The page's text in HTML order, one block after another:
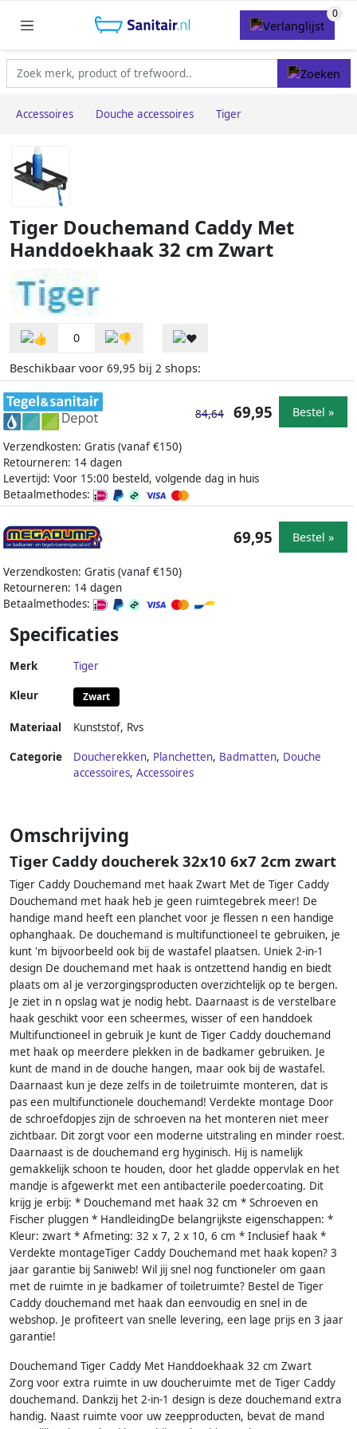
Accessoires Douche accessoires Tiger
Tiger Douchemand Caddy Met
Handdoekhaak 32 cm Zwart
0
Beschikbaar voor 69,95 bij 2 shops:
Verzendkosten: Gratis (vanaf €150)
Retourneren: 14 dagen
Levertijd: Voor 15:00 besteld, volgende dag in huis
Betaalmethodes:
84,64 69,95 Bestel »
Verzendkosten: Gratis (vanaf €150)
Retourneren: 14 dagen
Betaalmethodes:
69,95 Bestel »
Specificaties
Merk Tiger
Kleur Zwart
Materiaal Kunststof, Rvs
Categorie Doucherekken, Planchetten, Badmatten, Douche
accessoires, Accessoires
Omschrijving
Tiger Caddy doucherek 32x10 6x7 2cm zwart
Tiger Caddy Douchemand met haak Zwart Met de Tiger Caddy
Douchemand met haak heb je geen ruimtegebrek meer! De
handige mand heeft een planchet voor je flessen n een handige
ophanghaak. De douchemand is multifunctioneel te gebruiken, je
kunt 'm bijvoorbeeld ook bij de wastafel plaatsen. Uniek 2-in-1
design De douchemand met haak is ontzettend handig en biedt
plaats om al je verzorgingsproducten overzichtelijk op te bergen.
Je ziet in n opslag wat je nodig hebt. Daarnaast is de verstelbare
haak geschikt voor een scheermes, wisser of een handdoek
Multifunctioneel in gebruik Je kunt de Tiger Caddy douchemand
met haak op meerdere plekken in de badkamer gebruiken. Je
kunt de mand in de douche hangen, maar ook bij de wastafel.
Daarnaast kun je deze zelfs in de toiletruimte monteren, dat is
pas een multifunctionele douchemand! Verdekte montage Door
de schroefdopjes zijn de schroeven na het monteren niet meer
zichtbaar. Dit zorgt voor een moderne uitstraling en minder roest.
Daarnaast is de douchemand erg hyginisch. Hij is namelijk
gemakkelijk schoon te houden, door het gladde oppervlak en het
mandje is afgewerkt met een antibacterile poedercoating. Dit
krijg je erbij: * Douchemand met haak 32 cm * Schroeven en
Fischer pluggen * HandleidingDe belangrijkste eigenschappen: *
Kleur: zwart * Afmeting: 32 x 7, 2 x 10, 6 cm * Inclusief haak *
Verdekte montageTiger Caddy Douchemand met haak kopen? 3
jaar garantie bij Saniweb! Wil jij snel nog functioneler om gaan
met de ruimte in je badkamer of toiletruimte? Bestel de Tiger
Caddy douchemand met haak dan eenvoudig en snel in de
webshop. Je profiteert van snelle levering, een lage prijs en 3 jaar
garantie!
Douchemand Tiger Caddy Met Handdoekhaak 32 cm Zwart
Zorg voor extra ruimte in uw doucheruimte met de Tiger Caddy
douchemand. Dankzij het 2-in-1 design is deze douchemand extra
handig. Naast ruimte voor uw zeepproducten, bevat de mand